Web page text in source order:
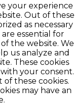
your experience
Out of these
as necessary
essential for
the website. We
us analyze and
These cookies
your consent.
these cookies.
may have an